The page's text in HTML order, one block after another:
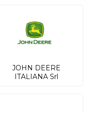
JOHN DEERE
ITALIANA Srl